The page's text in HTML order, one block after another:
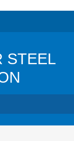
STEEL